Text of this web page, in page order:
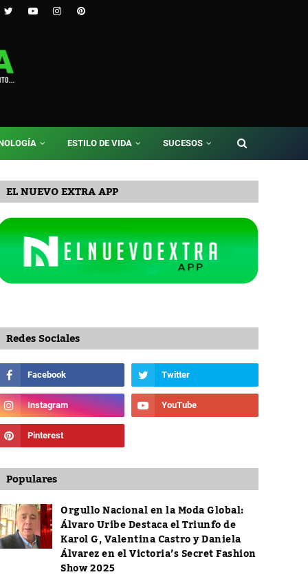
ESTILO DE VIDA SUCESOS
EL NUEVO EXTRA APP
Redes Sociales
Populares
Orgullo Nacional en la Moda Global:
Álvaro Uribe Destaca el Triunfo de
Karol G, Valentina Castro y Daniela
Álvarez en el Victoria’s Secret Fashion
Show 2025